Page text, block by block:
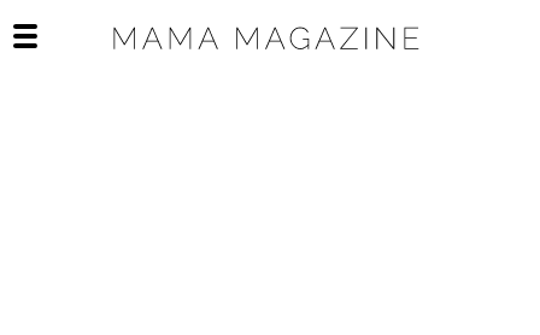
Open het mobiele menu